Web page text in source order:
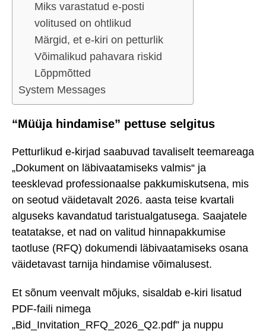
Miks varastatud e-posti
volitused on ohtlikud
Märgid, et e-kiri on petturlik
Võimalikud pahavara riskid
Lõppmõtted
System Messages
“Müüja hindamise” pettuse selgitus
Petturlikud e-kirjad saabuvad tavaliselt teemareaga
„Dokument on läbivaatamiseks valmis“ ja
teesklevad professionaalse pakkumiskutsena, mis
on seotud väidetavalt 2026. aasta teise kvartali
alguseks kavandatud taristualgatusega. Saajatele
teatatakse, et nad on valitud hinnapakkumise
taotluse (RFQ) dokumendi läbivaatamiseks osana
väidetavast tarnija hindamise võimalusest.
Et sõnum veenvalt mõjuks, sisaldab e-kiri lisatud
PDF-faili nimega
„Bid_Invitation_RFQ_2026_Q2.pdf” ja nuppu